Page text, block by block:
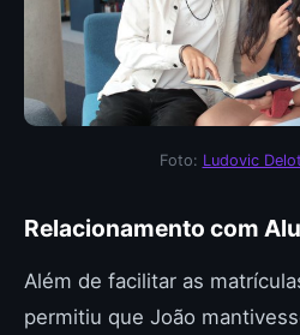
Foto: Ludovic Delot
Relacionamento com
Além de facilitar as
permitiu que João